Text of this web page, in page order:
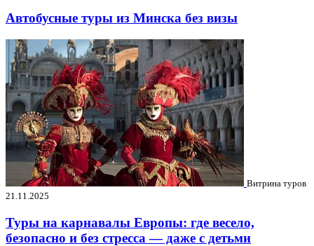
Автобусные туры из Минска без визы
Витрина туров
21.11.2025
Туры на карнавалы Европы: где весело,
безопасно и без стресса — даже с детьми